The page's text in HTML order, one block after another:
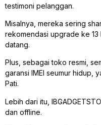
testimoni pelanggan.
Misalnya, mereka sering
rekomendasi upgrade ke
datang.
Plus, sebagai toko resmi,
garansi IMEI seumur hidup,
Pati.
Lebih dari itu,
dan offline.